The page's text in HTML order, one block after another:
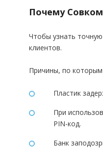
Почему
Чтобы узнать
клиентов.
Причины, по
Пластик
При
PIN-код.
Банк